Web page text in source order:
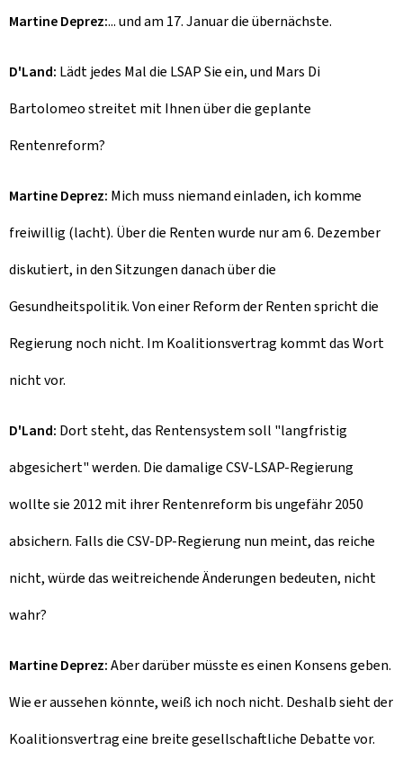
Martine Deprez:... und am 17. Januar die übernächste.
D'Land: Lädt jedes Mal die LSAP Sie ein, und Mars Di
Bartolomeo streitet mit Ihnen über die geplante
Rentenreform?
Martine Deprez: Mich muss niemand einladen, ich komme
freiwillig (lacht). Über die Renten wurde nur am 6. Dezember
diskutiert, in den Sitzungen danach über die
Gesundheitspolitik. Von einer Reform der Renten spricht die
Regierung noch nicht. Im Koalitionsvertrag kommt das Wort
nicht vor.
D'Land: Dort steht, das Rentensystem soll "langfristig
abgesichert" werden. Die damalige CSV-LSAP-Regierung
wollte sie 2012 mit ihrer Rentenreform bis ungefähr 2050
absichern. Falls die CSV-DP-Regierung nun meint, das reiche
nicht, würde das weitreichende Änderungen bedeuten, nicht
wahr?
Martine Deprez:Aber darüber müsste es einen Konsens geben.
Wie er aussehen könnte, weiß ich noch nicht. Deshalb sieht der
Koalitionsvertrag eine breite gesellschaftliche Debatte vor.